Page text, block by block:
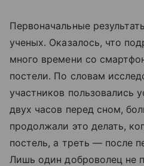
Первоначальные
ученых. Оказалось, что
много времени со
постели. По словам
участников пользовались
двух часов перед сном,
продолжали это делать,
постель, а треть — после
Лишь один доброволец не